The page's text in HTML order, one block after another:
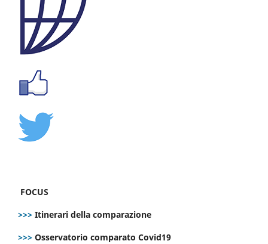
FOCUS
>>> Itinerari della comparazione
>>> Osservatorio comparato Covid19